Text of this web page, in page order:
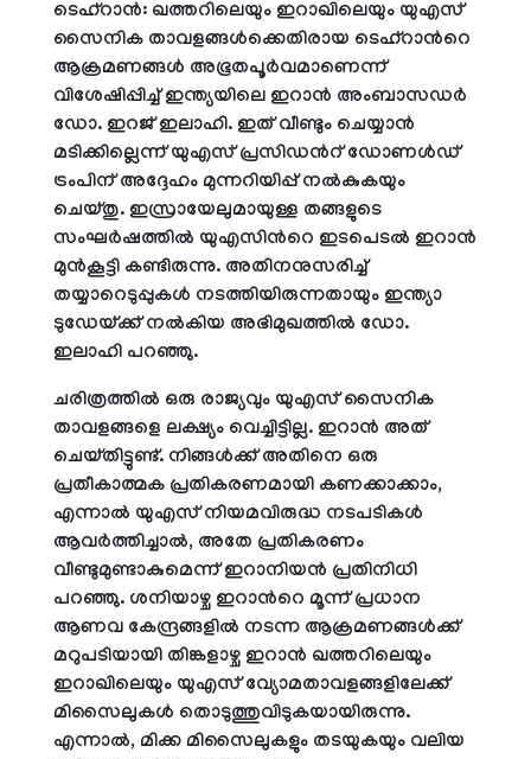
ടെഹ്റാൻ: ഖത്തറിലെയും ഇറാഖിലെയും യുഎസ്
സൈനിക താവളങ്ങൾക്കെതിരായ ടെഹ്‌റാന്‍റെ
ആക്രമണങ്ങൾ അഭൂതപൂർവമാണെന്ന്
വിശേഷിപ്പിച്ച് ഇന്ത്യയിലെ ഇറാൻ അംബാസഡർ
ഡോ. ഇറജ് ഇലാഹി. ഇത് വീണ്ടും ചെയ്യാൻ
മടിക്കില്ലെന്ന് യുഎസ് പ്രസിഡന്‍റ് ഡോണൾഡ്
ട്രംപിന് അദ്ദേഹം മുന്നറിയിപ്പ് നൽകുകയും
ചെയ്തു. ഇസ്രായേലുമായുള്ള തങ്ങളുടെ
സംഘർഷത്തിൽ യുഎസിന്‍റെ ഇടപെടൽ ഇറാൻ
മുൻകൂട്ടി കണ്ടിരുന്നു. അതിനനുസരിച്ച്
തയ്യാറെടുപ്പുകൾ നടത്തിയിരുന്നതായും ഇന്ത്യാ
ടുഡേയ്ക്ക് നൽകിയ അഭിമുഖത്തിൽ ഡോ.
ഇലാഹി പറഞ്ഞു.
ചരിത്രത്തിൽ ഒരു രാജ്യവും യുഎസ് സൈനിക
താവളങ്ങളെ ലക്ഷ്യം വെച്ചിട്ടില്ല. ഇറാൻ അത്
ചെയ്തിട്ടുണ്ട്. നിങ്ങൾക്ക് അതിനെ ഒരു
പ്രതീകാത്മക പ്രതികരണമായി കണക്കാക്കാം,
എന്നാൽ യുഎസ് നിയമവിരുദ്ധ നടപടികൾ
ആവർത്തിച്ചാൽ, അതേ പ്രതികരണം
വീണ്ടുമുണ്ടാകുമെന്ന് ഇറാനിയൻ പ്രതിനിധി
പറഞ്ഞു. ശനിയാഴ്ച ഇറാന്‍റെ മൂന്ന് പ്രധാന
ആണവ കേന്ദ്രങ്ങളിൽ നടന്ന ആക്രമണങ്ങൾക്ക്
മറുപടിയായി തിങ്കളാഴ്ച ഇറാൻ ഖത്തറിലെയും
ഇറാഖിലെയും യുഎസ് വ്യോമതാവളങ്ങളിലേക്ക്
മിസൈലുകൾ തൊടുത്തുവിടുകയായിരുന്നു.
എന്നാൽ, മിക്ക മിസൈലുകളും തടയുകയും വലിയ